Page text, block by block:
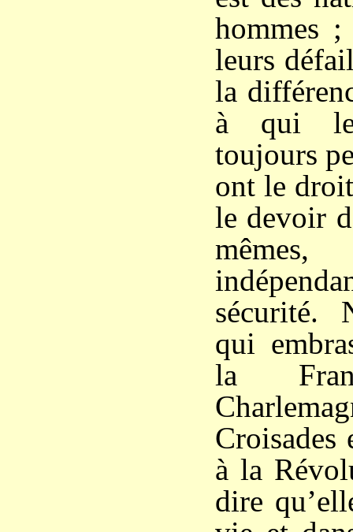
hommes
leurs
la
à qui le
toujours
ont le
le devoir
sécurité.
qui
la
Croisades
à la
dire